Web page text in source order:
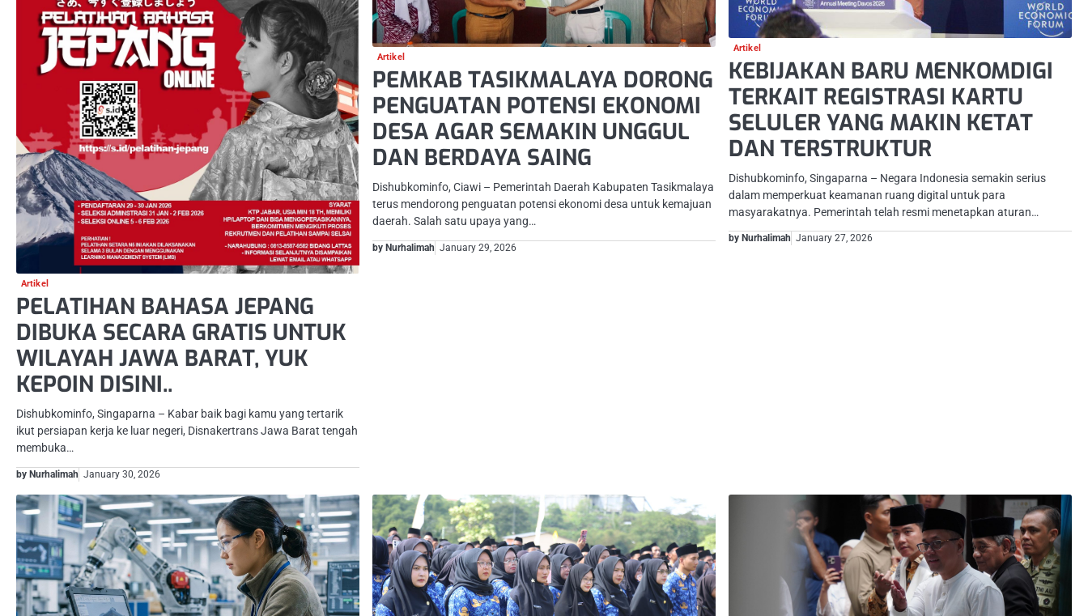
Artikel
PELATIHAN BAHASA JEPANG
DIBUKA SECARA GRATIS UNTUK
WILAYAH JAWA BARAT, YUK
KEPOIN DISINI..
Dishubkominfo, Singaparna – Kabar baik bagi kamu yang tertarik
ikut persiapan kerja ke luar negeri, Disnakertrans Jawa Barat tengah
membuka…
by Nurhalimah January 30, 2026
Artikel
PEMKAB TASIKMALAYA DORONG
PENGUATAN POTENSI EKONOMI
DESA AGAR SEMAKIN UNGGUL
DAN BERDAYA SAING
Dishubkominfo, Ciawi – Pemerintah Daerah Kabupaten Tasikmalaya
terus mendorong penguatan potensi ekonomi desa untuk kemajuan
daerah. Salah satu upaya yang…
by Nurhalimah January 29, 2026
Artikel
KEBIJAKAN BARU MENKOMDIGI
TERKAIT REGISTRASI KARTU
SELULER YANG MAKIN KETAT
DAN TERSTRUKTUR
Dishubkominfo, Singaparna – Negara Indonesia semakin serius
dalam memperkuat keamanan ruang digital untuk para
masyarakatnya. Pemerintah telah resmi menetapkan aturan…
by Nurhalimah January 27, 2026